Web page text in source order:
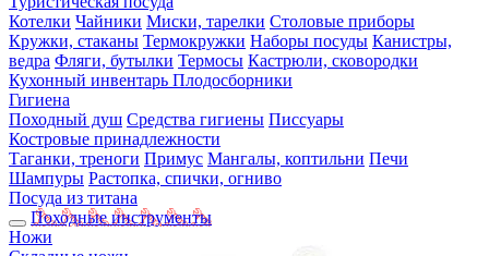
Котелки Чайники Миски, тарелки Столовые приборы
Кружки, стаканы Термокружки Наборы посуды Канистры,
ведра Фляги, бутылки Термосы Кастрюли, сковородки
Кухонный инвентарь Плодосборники
Гигиена
Походный душ Средства гигиены Писсуары
Костровые принадлежности
Таганки, треноги Примус Мангалы, коптильни Печи
Шампуры Растопка, спички, огниво
Посуда из титана
Походные инструменты
Ножи